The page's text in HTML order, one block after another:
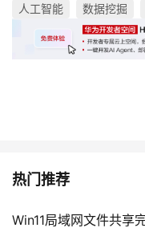
人工智能 数据挖掘
热门推荐
Win11局域网文件共享